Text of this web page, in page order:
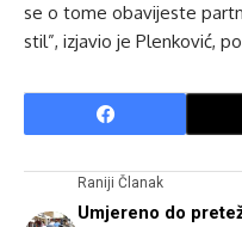
se o tome obavijeste
stil”, izjavio je Plenković,
Raniji Članak
Umjereno do